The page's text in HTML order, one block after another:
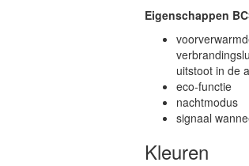
Eigenschappen
uitstoot in de
eco-functie
nachtmodus
signaal
Kleuren